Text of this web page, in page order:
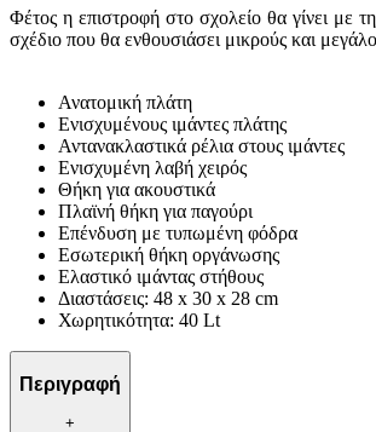
Φέτος η επιστροφή στο σχολείο θα γίνει με
σχέδιο που θα ενθουσιάσει μικρούς και
Ανατομική πλάτη
Ενισχυμένους ιμάντες πλάτης
Αντανακλαστικά ρέλια στους ιμάντες
Ενισχυμένη λαβή χειρός
Θήκη για ακουστικά
Πλαϊνή θήκη για παγούρι
Επένδυση με τυπωμένη φόδρα
Εσωτερική θήκη οργάνωσης
Ελαστικό ιμάντας στήθους
Διαστάσεις: 48 x 30 x 28 cm
Χωρητικότητα: 40 Lt
Περιγραφή
+